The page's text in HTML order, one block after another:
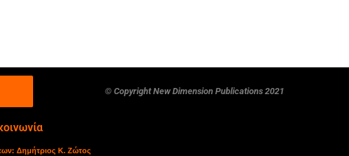
© Copyright New Dimension Publications 2021
Δημήτριος Κ. Ζώτος